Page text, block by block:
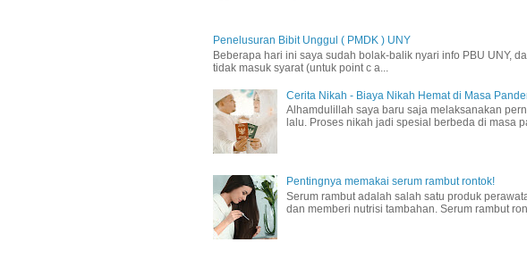
Penelusuran Bibit Unggul ( PMDK ) UNY
Beberapa hari ini saya sudah bolak-balik nyari info PBU UNY,
tidak masuk syarat (untuk point c a...
Cerita Nikah - Biaya Nikah Hemat di Masa
Alhamdulillah saya baru saja melaksanakan
lalu. Proses nikah jadi spesial berbeda di masa
Pentingnya memakai serum rambut rontok!
Serum rambut adalah salah satu produk
dan memberi nutrisi tambahan. Serum rambut